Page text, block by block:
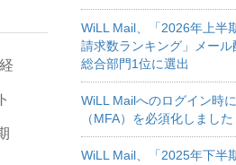
WiLL Mail、「2026年上半
請求数ランキング」メール
総合部門1位に選出
WiLL Mailへのログイン時
（MFA）を必須化しました
WiLL Mail、「2025年下半